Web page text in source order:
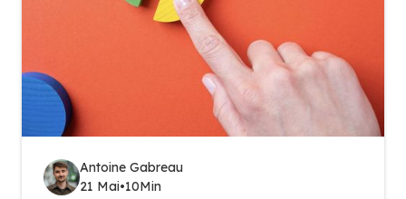
Antoine Gabreau
21 Mai•10Min